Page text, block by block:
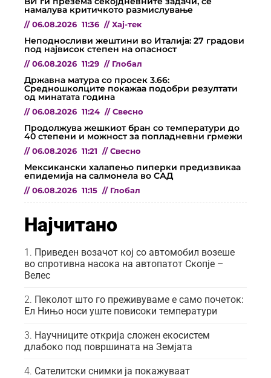
намалува критичкото размислување
// 06.08.2026 11:36 // Хај-тек
Неподносливи жештини во Италија: 27 градови
под највисок степен на опасност
// 06.08.2026 11:29 // Глобал
Државна матура со просек 3.66:
Средношколците покажаа подобри резултати
од минатата година
// 06.08.2026 11:24 // Свесно
Продолжува жешкиот бран со температури до
40 степени и можност за попладневни грмежи
// 06.08.2026 11:21 // Свесно
Мексикански халапењо пиперки предизвикаа
епидемија на салмонела во САД
// 06.08.2026 11:15 // Глобал
Најчитано
Приведен возачот кој со автомобил возеше
во спротивна насока на автопатот Скопје –
Велес
Пеколот што го преживуваме е само почеток:
Ел Нињо носи уште повисоки температури
Научниците открија сложен екосистем
длабоко под површината на Земјата
Сателитски снимки ја покажуваат